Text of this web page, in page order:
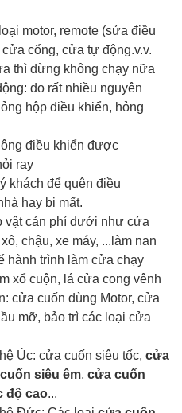
motor, remote (sửa điều
cổng, cửa tự động.v.v.
thì dừng không chạy nữa
do rất nhiều nguyên
hộp điều khiển, hỏng
điều khiển được
ray
khách để quên điều
hay bị mất.
vật cản phí dưới như cửa
chậu, xe máy, ...làm nan
hành trình làm cửa chạy
xổ cuộn, lá cửa cong vênh
cửa cuốn dùng Motor, cửa
mỡ, bảo trì các loại cửa
Úc: cửa cuốn siêu tốc, cửa
siêu êm, cửa cuốn
độ cao...